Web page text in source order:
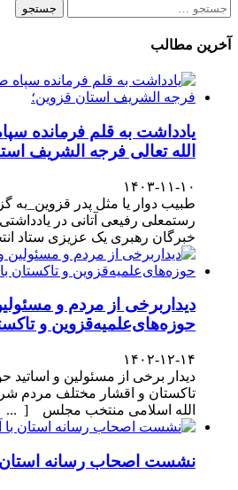
جستجو
آخرین مطالب
یادداشت به قلم فرمانده
الله تعالی فرجه الشریف
۱۴۰۳-۱۱-۱۰
طبیب دوار یا مثل پدر قزوین_به
رستمعلی رفیعی آتانی در
خبرگان رهبری یک عزیزی ستاد
دیداربرخی از مردم و
حوزه‌های‌علمیه‌قزوین و
۱۴۰۲-۱۲-۱۴
دیدار برخی از مسئولین و اساتید
تاکستان و اقشار مختلف مردم
الله اسلامی منتخب مجلس [ ...
نشست اصحاب رسانه استان